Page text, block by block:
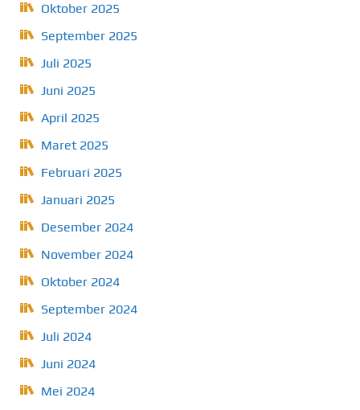
Oktober 2025
September 2025
Juli 2025
Juni 2025
April 2025
Maret 2025
Februari 2025
Januari 2025
Desember 2024
November 2024
Oktober 2024
September 2024
Juli 2024
Juni 2024
Mei 2024